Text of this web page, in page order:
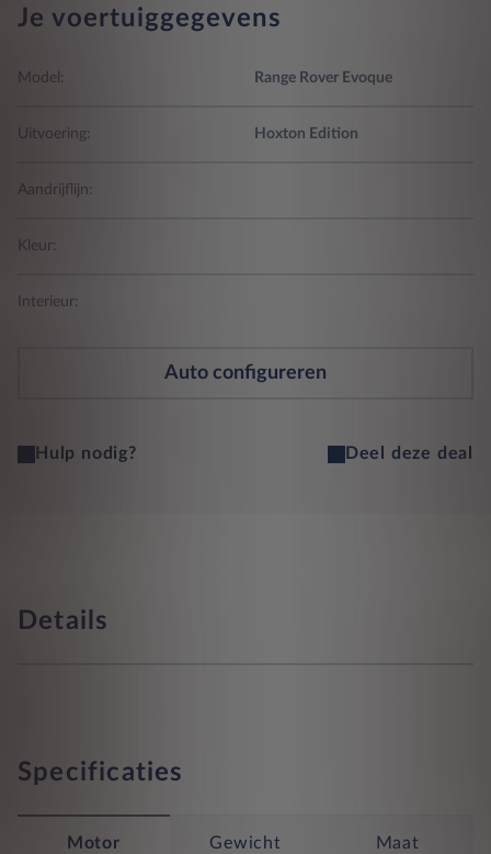
Je voertuiggegevens
Model: Range Rover Evoque
Uitvoering: Hoxton Edition
Aandrijflijn:
Kleur:
Interieur:
Auto configureren
Hulp nodig? Deel deze deal
Details
Specificaties
Motor Gewicht Maat